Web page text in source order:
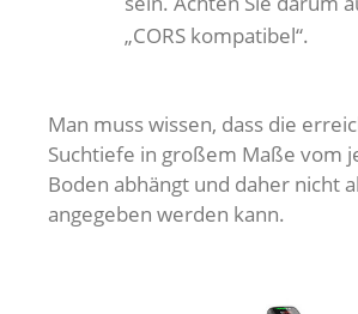
„CORS kompatibel“.
Man muss wissen, dass die
Suchtiefe in großem Maße vom
Boden abhängt und daher nicht
angegeben werden kann.